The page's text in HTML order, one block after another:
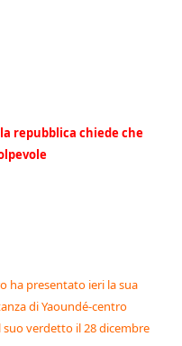
repubblica chiede che
ha presentato ieri la sua
di Yaoundé-centro
verdetto il 28 dicembre